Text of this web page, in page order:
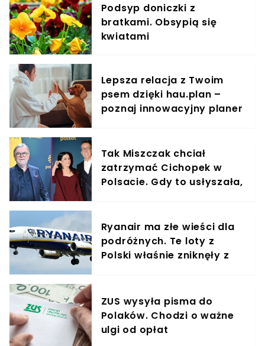
Podsyp doniczki z
bratkami. Obsypią się
kwiatami
Lepsza relacja z Twoim
psem dzięki hau.plan –
poznaj innowacyjny planer
Tak Miszczak chciał
zatrzymać Cichopek w
Polsacie. Gdy to usłyszała,
Ryanair ma złe wieści dla
podróżnych. Te loty z
Polski właśnie zniknęły z
ZUS wysyła pisma do
Polaków. Chodzi o ważne
ulgi od opłat